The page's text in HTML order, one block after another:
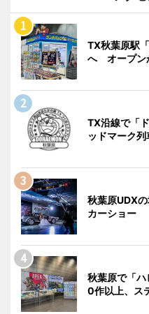
TX秋葉原駅
へ オープン
TX沿線で「
ッドマーク
秋葉原UDX
カーショー
秋葉原で「
0作以上、ス